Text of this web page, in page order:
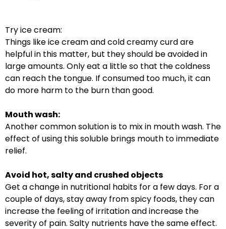
Try ice cream:
Things like ice cream and cold creamy curd are
helpful in this matter, but they should be avoided in
large amounts. Only eat a little so that the coldness
can reach the tongue. If consumed too much, it can
do more harm to the burn than good.
Mouth wash:
Another common solution is to mix in mouth wash. The
effect of using this soluble brings mouth to immediate
relief.
Avoid hot, salty and crushed objects
Get a change in nutritional habits for a few days. For a
couple of days, stay away from spicy foods, they can
increase the feeling of irritation and increase the
severity of pain. Salty nutrients have the same effect.